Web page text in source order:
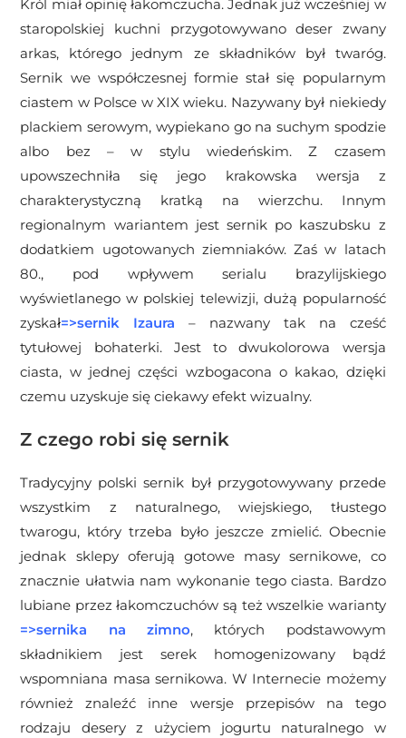
Król miał opinię łakomczucha. Jednak już wcześniej w
staropolskiej kuchni przygotowywano deser zwany
arkas, którego jednym ze składników był twaróg.
Sernik we współczesnej formie stał się popularnym
ciastem w Polsce w XIX wieku. Nazywany był niekiedy
plackiem serowym, wypiekano go na suchym spodzie
albo bez – w stylu wiedeńskim. Z czasem
upowszechniła się jego krakowska wersja z
charakterystyczną kratką na wierzchu. Innym
regionalnym wariantem jest sernik po kaszubsku z
dodatkiem ugotowanych ziemniaków. Zaś w latach
80., pod wpływem serialu brazylijskiego
wyświetlanego w polskiej telewizji, dużą popularność
zyskał=>sernik Izaura – nazwany tak na cześć
tytułowej bohaterki. Jest to dwukolorowa wersja
ciasta, w jednej części wzbogacona o kakao, dzięki
czemu uzyskuje się ciekawy efekt wizualny.
Z czego robi się sernik
Tradycyjny polski sernik był przygotowywany przede
wszystkim z naturalnego, wiejskiego, tłustego
twarogu, który trzeba było jeszcze zmielić. Obecnie
jednak sklepy oferują gotowe masy sernikowe, co
znacznie ułatwia nam wykonanie tego ciasta. Bardzo
lubiane przez łakomczuchów są też wszelkie warianty
=>sernika na zimno, których podstawowym
składnikiem jest serek homogenizowany bądź
wspomniana masa sernikowa. W Internecie możemy
również znaleźć inne wersje przepisów na tego
rodzaju desery z użyciem jogurtu naturalnego w